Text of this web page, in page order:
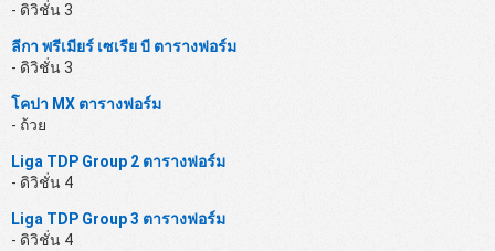
- ดิวิชั่น 3
ลีกา พรีเมียร์ เซเรีย บี ตารางฟอร์ม
- ดิวิชั่น 3
โคปา MX ตารางฟอร์ม
- ถ้วย
Liga TDP Group 2 ตารางฟอร์ม
- ดิวิชั่น 4
Liga TDP Group 3 ตารางฟอร์ม
- ดิวิชั่น 4